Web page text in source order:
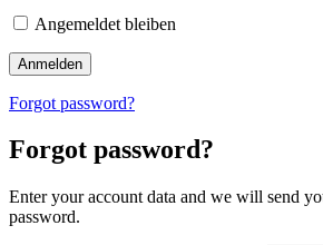
Angemeldet bleiben
Forgot password?
Forgot password?
Enter your account data and we will send
password.